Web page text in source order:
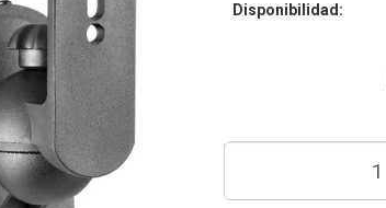
Disponibilidad: